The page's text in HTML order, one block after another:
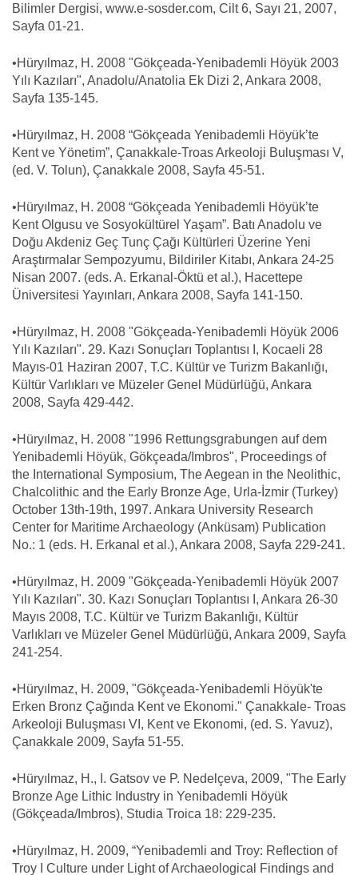
Bilimler Dergisi, www.e-sosder.com, Cilt 6, Sayı 21, 2007,
Sayfa 01-21.
•Hüryılmaz, H. 2008 "Gökçeada-Yenibademli Höyük 2003
Yılı Kazıları", Anadolu/Anatolia Ek Dizi 2, Ankara 2008,
Sayfa 135-145.
•Hüryılmaz, H. 2008 “Gökçeada Yenibademli Höyük’te
Kent ve Yönetim”, Çanakkale-Troas Arkeoloji Buluşması V,
(ed. V. Tolun), Çanakkale 2008, Sayfa 45-51.
•Hüryılmaz, H. 2008 “Gökçeada Yenibademli Höyük’te
Kent Olgusu ve Sosyokültürel Yaşam”. Batı Anadolu ve
Doğu Akdeniz Geç Tunç Çağı Kültürleri Üzerine Yeni
Araştırmalar Sempozyumu, Bildiriler Kitabı, Ankara 24-25
Nisan 2007. (eds. A. Erkanal-Öktü et al.), Hacettepe
Üniversitesi Yayınları, Ankara 2008, Sayfa 141-150.
•Hüryılmaz, H. 2008 "Gökçeada-Yenibademli Höyük 2006
Yılı Kazıları". 29. Kazı Sonuçları Toplantısı I, Kocaeli 28
Mayıs-01 Haziran 2007, T.C. Kültür ve Turizm Bakanlığı,
Kültür Varlıkları ve Müzeler Genel Müdürlüğü, Ankara
2008, Sayfa 429-442.
•Hüryılmaz, H. 2008 "1996 Rettungsgrabungen auf dem
Yenibademli Höyük, Gökçeada/Imbros", Proceedings of
the International Symposium, The Aegean in the Neolithic,
Chalcolithic and the Early Bronze Age, Urla-İzmir (Turkey)
October 13th-19th, 1997. Ankara University Research
Center for Maritime Archaeology (Anküsam) Publication
No.: 1 (eds. H. Erkanal et al.), Ankara 2008, Sayfa 229-241.
•Hüryılmaz, H. 2009 "Gökçeada-Yenibademli Höyük 2007
Yılı Kazıları". 30. Kazı Sonuçları Toplantısı I, Ankara 26-30
Mayıs 2008, T.C. Kültür ve Turizm Bakanlığı, Kültür
Varlıkları ve Müzeler Genel Müdürlüğü, Ankara 2009, Sayfa
241-254.
•Hüryılmaz, H. 2009, "Gökçeada-Yenibademli Höyük'te
Erken Bronz Çağında Kent ve Ekonomi." Çanakkale- Troas
Arkeoloji Buluşması VI, Kent ve Ekonomi, (ed. S. Yavuz),
Çanakkale 2009, Sayfa 51-55.
•Hüryılmaz, H., I. Gatsov ve P. Nedelçeva, 2009, "The Early
Bronze Age Lithic Industry in Yenibademli Höyük
(Gökçeada/Imbros), Studia Troica 18: 229-235.
•Hüryılmaz, H. 2009, “Yenibademli and Troy: Reflection of
Troy I Culture under Light of Archaeological Findings and